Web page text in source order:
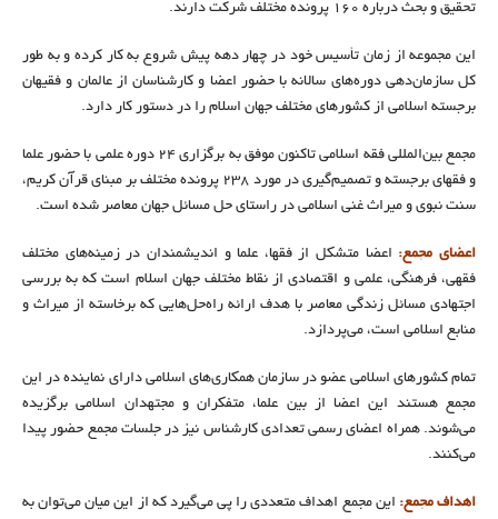
تحقیق و بحث درباره ۱۶۰ پرونده مختلف شرکت دارند.
این مجموعه از زمان تأسیس خود در چهار دهه پیش شروع به کار کرده و به طور
کل سازمان‌دهی دوره‌های سالانه با حضور اعضا و کارشناسان از عالمان و فقیهان
برجسته اسلامی از کشورهای مختلف جهان اسلام را در دستور کار دارد.
مجمع بین‌المللی فقه اسلامی تاکنون موفق به برگزاری ۲۴ دوره علمی با حضور علما
و فقهای برجسته و تصمیم‌گیری در مورد ۲۳۸ پرونده مختلف بر مبنای قرآن کریم،
سنت نبوی و میراث غنی اسلامی در راستای حل مسائل جهان معاصر شده است.
اعضای مجمع: اعضا متشکل از فقها، علما و اندیشمندان در زمینه‌های مختلف
فقهی، فرهنگی، علمی و اقتصادی از نقاط مختلف جهان اسلام است که به بررسی
اجتهادی مسائل زندگی معاصر با هدف ارائه راه‌حل‌هایی که برخاسته از میراث و
منابع اسلامی است، می‌پردازد.
تمام کشورهای اسلامی عضو در سازمان همکاری‌های اسلامی دارای نماینده در این
مجمع هستند این اعضا از بین علما، متفکران و مجتهدان اسلامی برگزیده
می‌شوند. همراه اعضای رسمی تعدادی کارشناس نیز در جلسات مجمع حضور پیدا
می‌کنند.
اهداف مجمع: این مجمع اهداف متعددی را پی می‌گیرد که از این میان می‌توان به